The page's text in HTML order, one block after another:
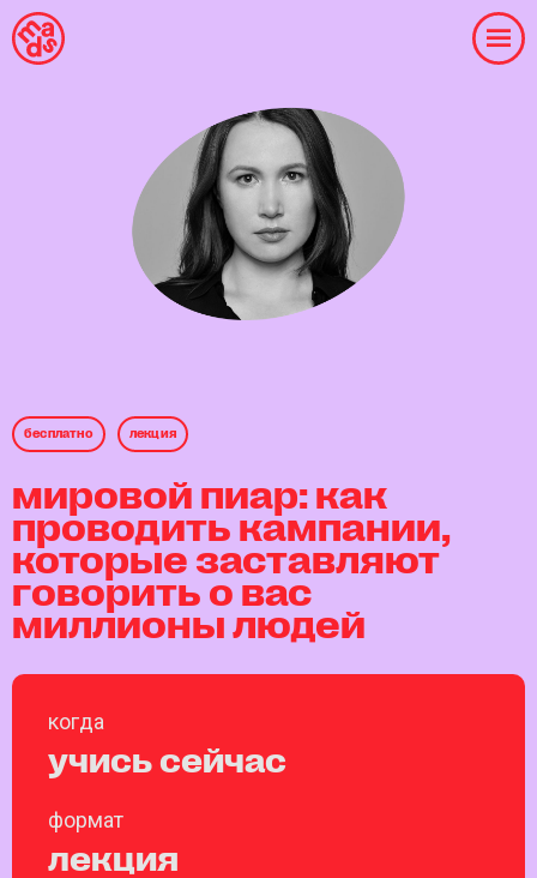
бесплaтнo лекция
мировой пиар: как
проводить кампании,
которые заставляют
говорить о вас
миллионы людей
когда
учись сейчас
формат
лекция